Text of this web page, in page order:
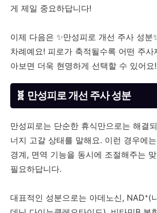
게 제일 중요하답니다!
이제 다음은 ✨만성피로 개선 주사 성분
차례예요! 피로가 축적될수록 어떤 주
아보면 더욱 현명하게 선택할 수 있어요!
🧬 만성피로 개선 주사 성분
만성피로는 단순한 휴식만으로는 해결
너지 고갈 상태를 말해요. 이런 경우에
경계, 면역 기능을 동시에 조절해주는
필요하답니다.
대표적인 성분으로는 아데노신, NAD⁺(